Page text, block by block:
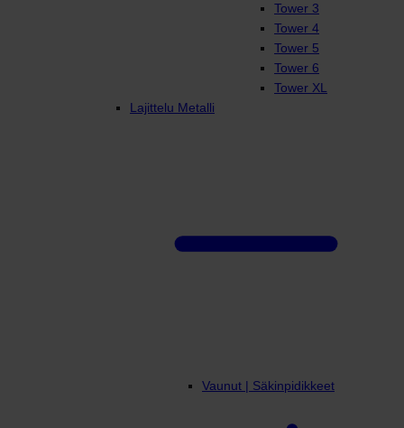
Tower 3
Tower 4
Tower 5
Tower 6
Tower XL
Lajittelu Metalli
Vaunut | Säkinpidikkeet